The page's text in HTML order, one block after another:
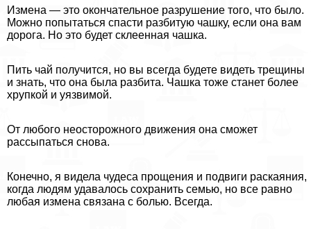
Измена — это окончательное разрушение того, что было.
Можно попытаться спасти разбитую чашку, если она вам
дорога. Но это будет склеенная чашка.
Пить чай получится, но вы всегда будете видеть трещины
и знать, что она была разбита. Чашка тоже станет более
хрупкой и уязвимой.
От любого неосторожного движения она сможет
рассыпаться снова.
Конечно, я видела чудеса прощения и подвиги раскаяния,
когда людям удавалось сохранить семью, но все равно
любая измена связана с болью. Всегда.